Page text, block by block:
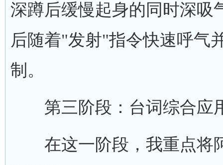
深蹲后缓慢起身的同时深吸
后随着"发射"指令快速呼气
制。
第三阶段：台词综合应
在这一阶段，我重点将